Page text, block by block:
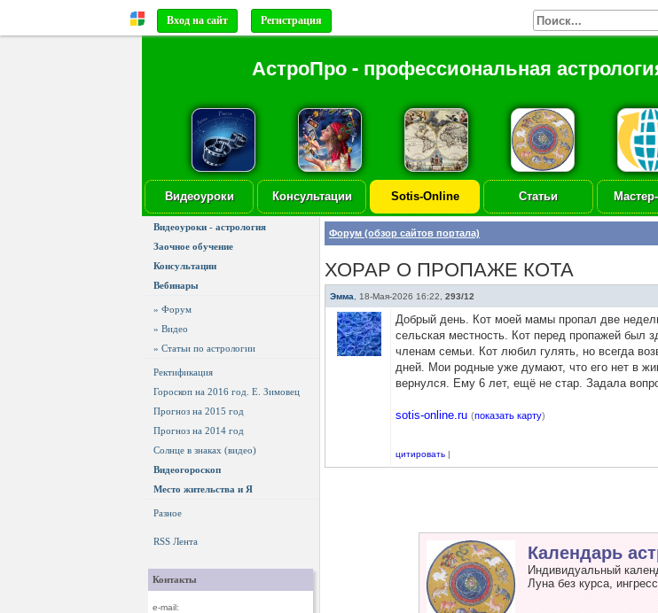
Вход на сайт Регистрация
АстроПро - профессиональная
Видеоуроки Консультации Sotis-Online Статьи
Видеоуроки - астрология
Заочное обучение
Консультации
Вебинары
» Форум
» Видео
» Статьи по астрологии
Ректификация
Гороскоп на 2016 год. Е. Зимовец
Прогноз на 2015 год
Прогноз на 2014 год
Солнце в знаках (видео)
Видеогороскоп
Место жительства и Я
Разное
RSS Лента
Контакты
e-mail:
Форум (обзор сайтов портала)
ХОРАР О ПРОПАЖЕ КОТА
Эмма 18-Мая-2026 16:22 293/12
Добрый день. Кот моей мамы пропал две
сельская местность. Кот перед пропажей был
членам семьи. Кот любил гулять, но всегда
дней. Мои родные уже думают, что его нет в
вернулся. Ему 6 лет, ещё не стар. Задала
sotis-online.ru (показать карту)
цитировать |
Календарь
Индивидуальный
Луна без курса,